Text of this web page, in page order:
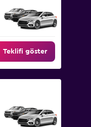
Teklifi göster